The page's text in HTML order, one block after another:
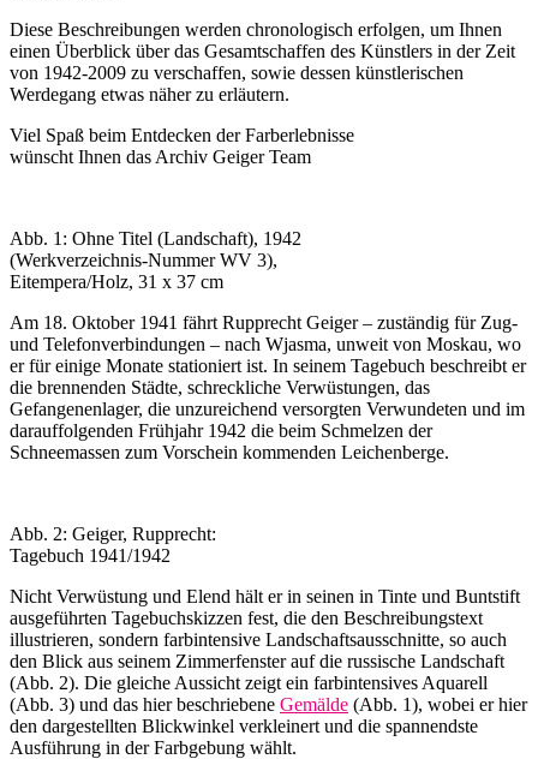
Diese Beschreibungen werden chronologisch erfolgen, um Ihnen
einen Überblick über das Gesamtschaffen des Künstlers in der Zeit
von 1942-2009 zu verschaffen, sowie dessen künstlerischen
Werdegang etwas näher zu erläutern.
Viel Spaß beim Entdecken der Farberlebnisse
wünscht Ihnen das Archiv Geiger Team
Abb. 1: Ohne Titel (Landschaft), 1942
(Werkverzeichnis-Nummer WV 3),
Eitempera/Holz, 31 x 37 cm
Am 18. Oktober 1941 fährt Rupprecht Geiger – zuständig für Zug-
und Telefonverbindungen – nach Wjasma, unweit von Moskau, wo
er für einige Monate stationiert ist. In seinem Tagebuch beschreibt er
die brennenden Städte, schreckliche Verwüstungen, das
Gefangenenlager, die unzureichend versorgten Verwundeten und im
darauffolgenden Frühjahr 1942 die beim Schmelzen der
Schneemassen zum Vorschein kommenden Leichenberge.
Abb. 2: Geiger, Rupprecht:
Tagebuch 1941/1942
Nicht Verwüstung und Elend hält er in seinen in Tinte und Buntstift
ausgeführten Tagebuchskizzen fest, die den Beschreibungstext
illustrieren, sondern farbintensive Landschaftsausschnitte, so auch
den Blick aus seinem Zimmerfenster auf die russische Landschaft
(Abb. 2). Die gleiche Aussicht zeigt ein farbintensives Aquarell
(Abb. 3) und das hier beschriebene Gemälde (Abb. 1), wobei er hier
den dargestellten Blickwinkel verkleinert und die spannendste
Ausführung in der Farbgebung wählt.